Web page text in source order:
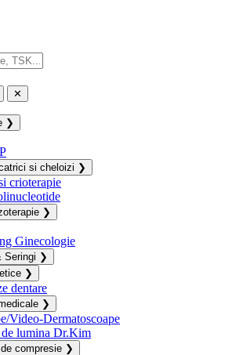
✕
❯
si cheloizi ❯
crioterapie
❯
Ginecologie
Seringi ❯
❯
dentare
❯
Video-Dermatoscoape
de lumina Dr.Kim
compresie ❯